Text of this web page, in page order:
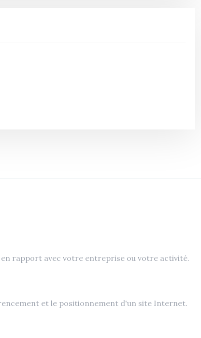
rapport avec votre entreprise ou votre activité.
et le positionnement d'un site Internet.